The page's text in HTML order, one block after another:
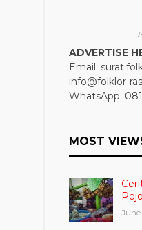
ADVERTISE
Email:
info@folklor-
WhatsApp:
MOST
June